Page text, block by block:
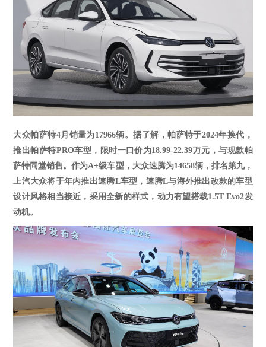
大众帕萨特4月销量为17966辆。据了解，帕萨特于2024年换代，
推出帕萨特PRO车型，限时一口价为18.99-22.39万元，与现款帕
萨特同堂销售。作为A+级车型，大众速腾为14658辆，排名第九，
上汽大众将于年内推出速腾L车型，速腾L与海外推出改款的车型
设计风格相当接近，采用全新的样式，动力有望搭载1.5T Evo2发
动机。